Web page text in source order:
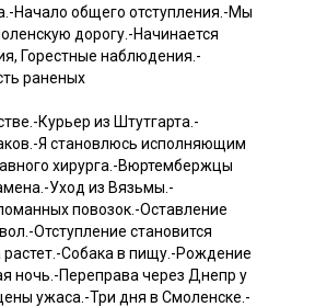
Начало общего отступления.-Мы
дорогу.-Начинается
Горестные наблюдения.-
раненых
Курьер из Штутгарта.-
Я становлюсь исполняющим
хирурга.-Вюртембержцы
Уход из Вязьмы.-
повозок.-Оставление
Отступление становится
Собака в пищу.-Рождение
ночь.-Переправа через Днепр у
ужаса.-Три дня в Смоленске.-